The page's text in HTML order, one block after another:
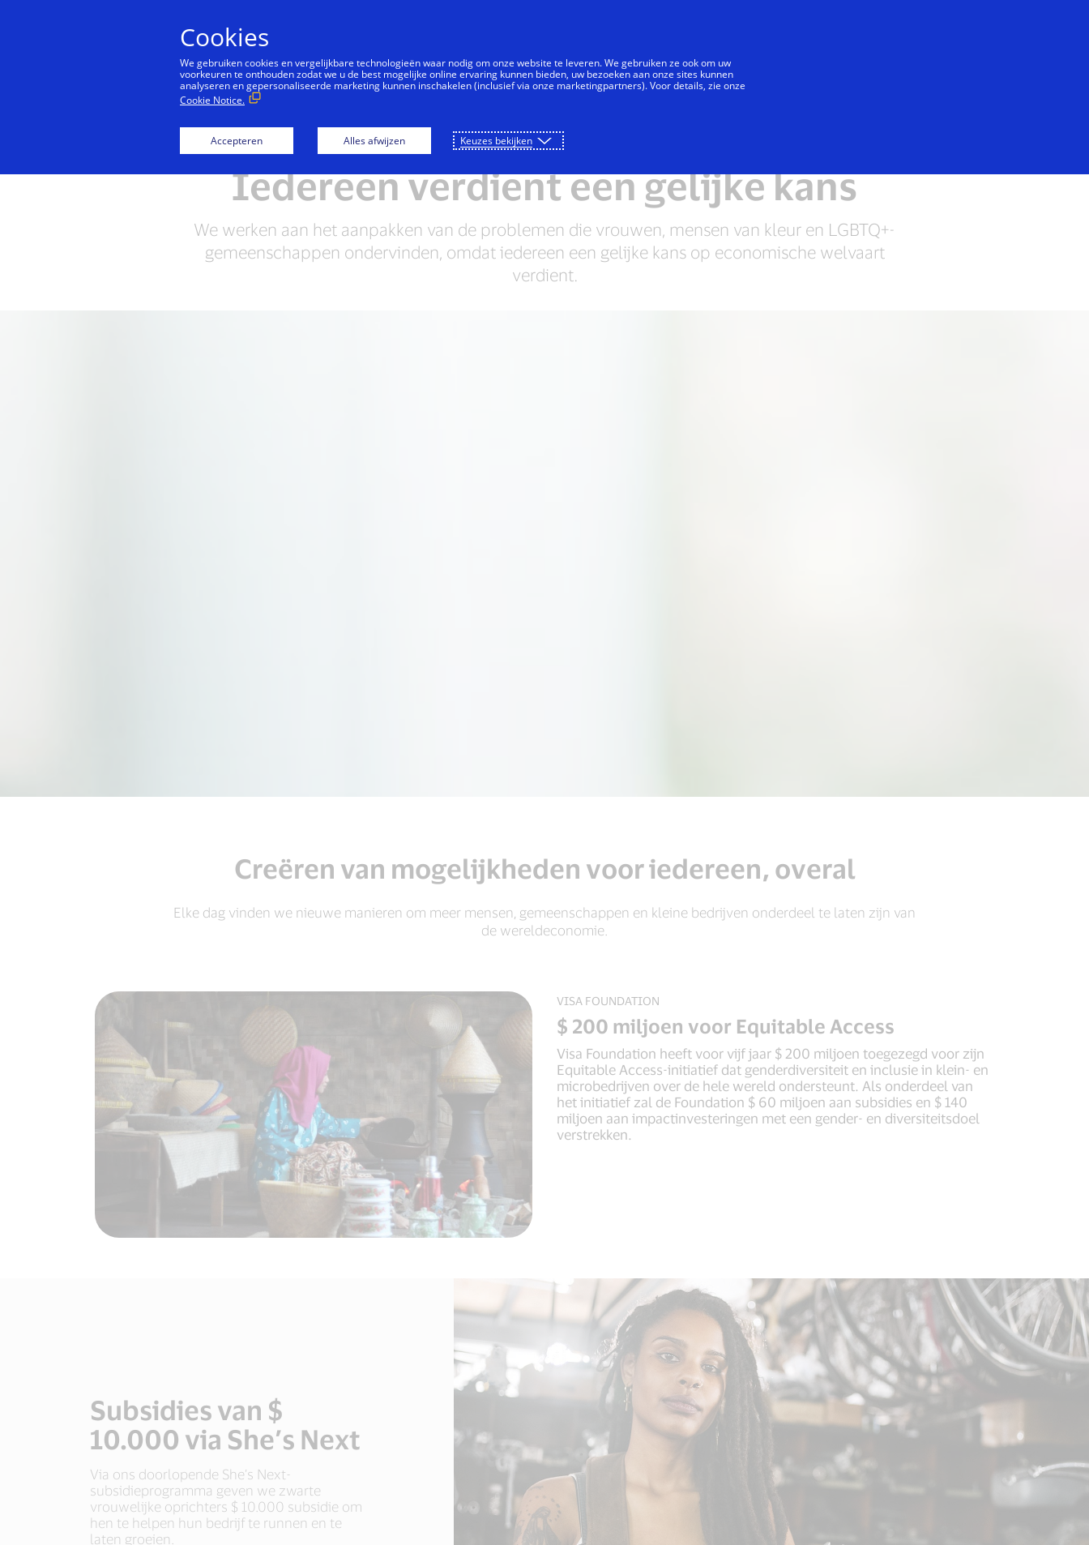
Iedereen verdient een gelijke kans
We werken aan het aanpakken van de problemen die vrouwen, mensen van kleur en LGBTQ+-
gemeenschappen ondervinden, omdat iedereen een gelijke kans op economische welvaart
verdient.
Creëren van mogelijkheden voor iedereen, overal
Elke dag vinden we nieuwe manieren om meer mensen, gemeenschappen en kleine bedrijven onderdeel te laten zijn van
de wereldeconomie.
VISA FOUNDATION
$ 200 miljoen voor Equitable Access
Visa Foundation heeft voor vijf jaar $ 200 miljoen toegezegd voor zijn
Equitable Access-initiatief dat genderdiversiteit en inclusie in klein- en
microbedrijven over de hele wereld ondersteunt. Als onderdeel van
het initiatief zal de Foundation $ 60 miljoen aan subsidies en $ 140
miljoen aan impactinvesteringen met een gender- en diversiteitsdoel
verstrekken.
Subsidies van $
10.000 via She’s Next
Via ons doorlopende She’s Next-
subsidieprogramma geven we zwarte
vrouwelijke oprichters $ 10.000 subsidie om
hen te helpen hun bedrijf te runnen en te
laten groeien.
Cookies
We gebruiken cookies en vergelijkbare technologieën waar nodig om onze website te leveren. We gebruiken ze ook om uw
voorkeuren te onthouden zodat we u de best mogelijke online ervaring kunnen bieden, uw bezoeken aan onze sites kunnen
analyseren en gepersonaliseerde marketing kunnen inschakelen (inclusief via onze marketingpartners). Voor details, zie onze
Cookie Notice.
Accepteren Alles afwijzen Keuzes bekijken